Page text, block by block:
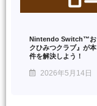
Nintendo Switch™お
クひみつクラブ』が
件を解決しよう！
2026年5月14日